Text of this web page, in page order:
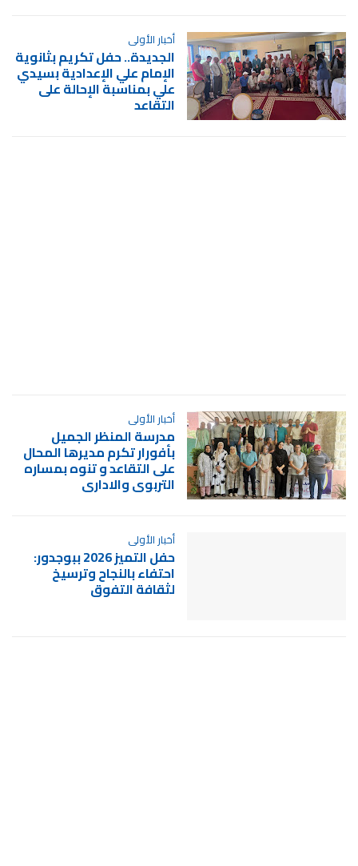
أخبار الأولى
الجديدة.. حفل تكريم بثانوية
الإمام علي الإعدادية بسيدي
علي بمناسبة الإحالة على
التقاعد
أخبار الأولى
مدرسة المنظر الجميل
بأفورار تكرم مديرها المحال
على التقاعد و تنوه بمساره
التربوي والاداري
أخبار الأولى
حفل التميز 2026 ببوجدور:
احتفاء بالنجاح وترسيخ
لثقافة التفوق